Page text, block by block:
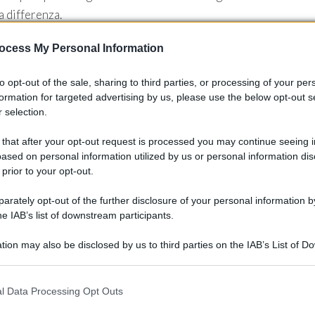
My Personal Information
opt-out of the sale, sharing to third parties, or processing of your
for targeted advertising by us, please use the below opt-out
selection.
that after your opt-out request is processed you may continue seeing
on personal information utilized by us or personal information
to your opt-out.
opt-out of the further disclosure of your personal information
IAB’s list of downstream participants.
may also be disclosed by us to third parties on the IAB’s List of
including but not limited to your visit or usage behaviour. You may
Data Processing Opt Outs
differenza.